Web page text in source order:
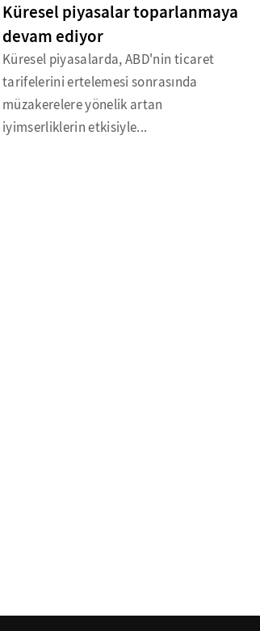
Küresel piyasalar toparlanmaya
devam ediyor
Küresel piyasalarda, ABD'nin ticaret
tarifelerini ertelemesi sonrasında
müzakerelere yönelik artan
iyimserliklerin etkisiyle...